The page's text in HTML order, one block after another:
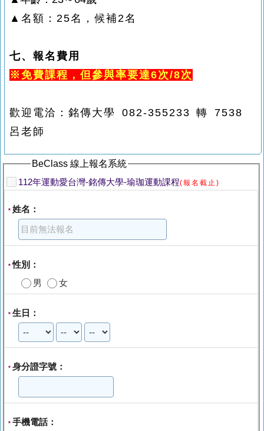
▲名額：25名，候補2名
七、報名費用
※免費課程，但參與率要達6次/8次
歡迎電洽：銘傳大學 082-355233 轉 7538
呂老師
BeClass 線上報名系統
112年運動愛台灣-銘傳大學-瑜珈運動課程(報名截止)
* 姓名：
*性別：
男
女
* 生日：
* 身分證字號：
* 手機電話：